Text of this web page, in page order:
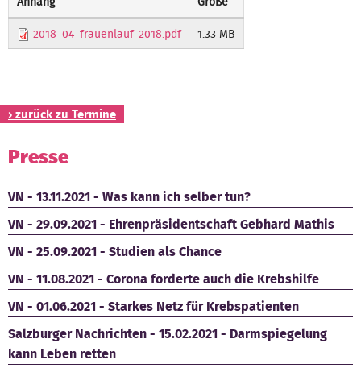
Kontakt
2018_04_frauenlauf_2018.pdf
1.33 MB
› zurück zu Termine
Presse
VN - 13.11.2021 - Was kann ich selber tun?
VN - 29.09.2021 - Ehrenpräsidentschaft Gebhard Mathis
VN - 25.09.2021 - Studien als Chance
VN - 11.08.2021 - Corona forderte auch die Krebshilfe
VN - 01.06.2021 - Starkes Netz für Krebspatienten
Salzburger Nachrichten - 15.02.2021 - Darmspiegelung
kann Leben retten